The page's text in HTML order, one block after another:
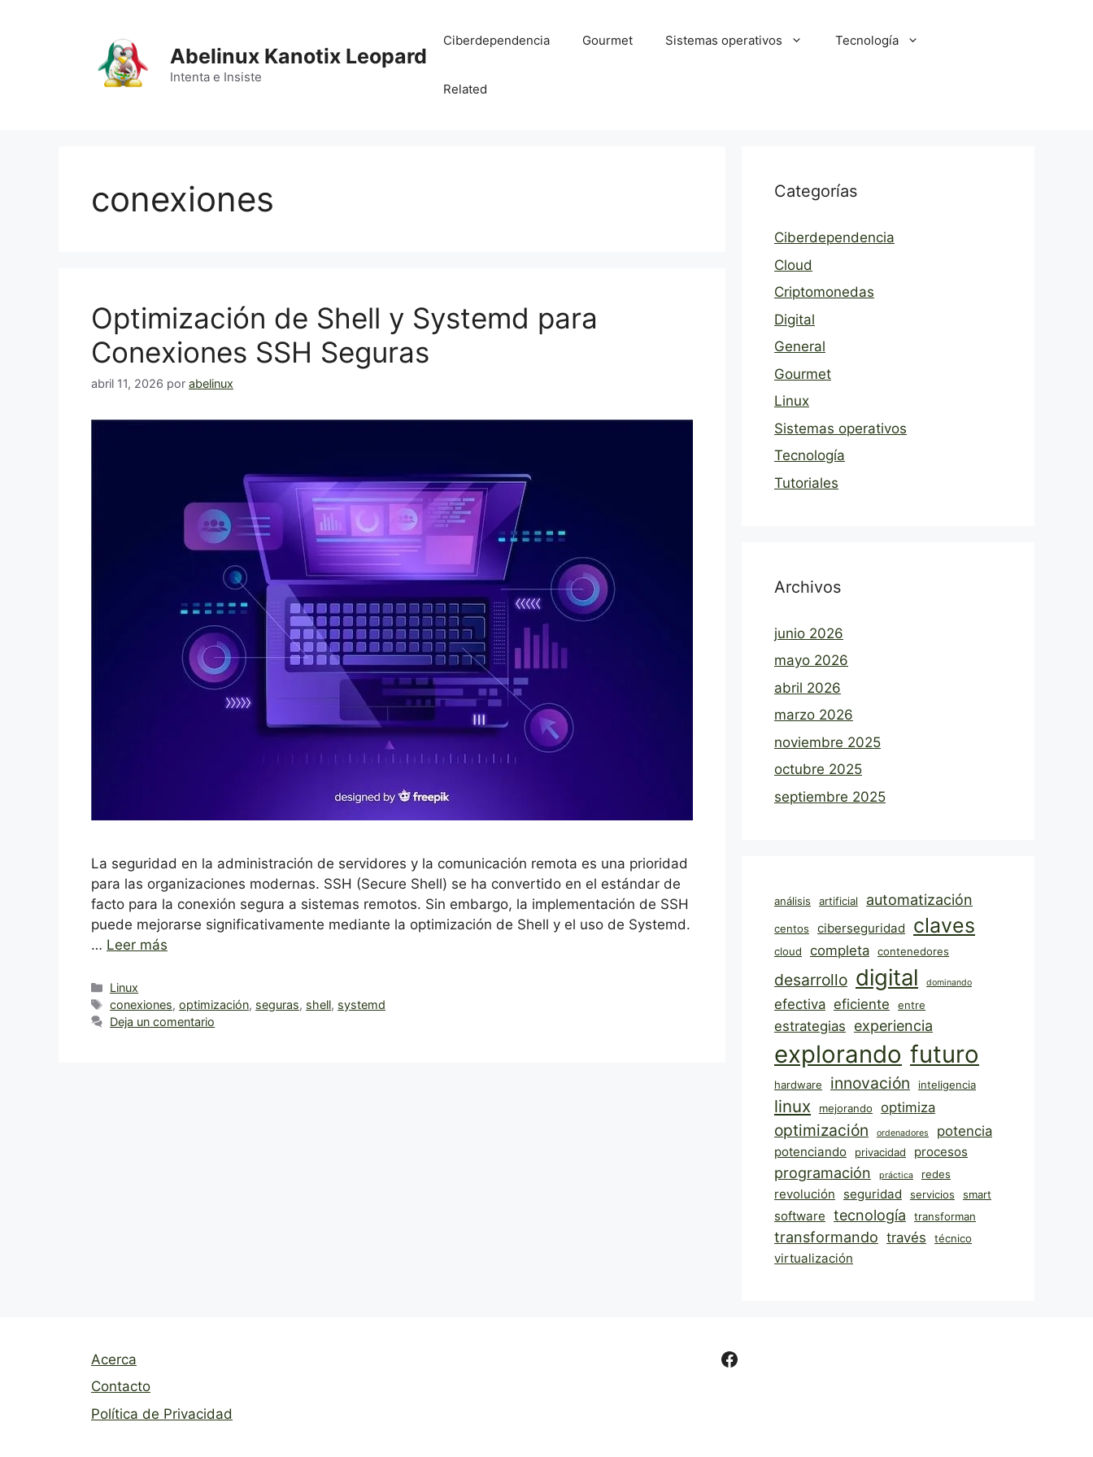
Abelinux Kanotix Leopard
Intenta e Insiste
Ciberdependencia Gourmet Sistemas operativos Tecnología
Related
conexiones
Optimización de Shell y Systemd para
Conexiones SSH Seguras
abril 11, 2026 por abelinux
La seguridad en la administración de servidores y la comunicación remota es una prioridad
para las organizaciones modernas. SSH (Secure Shell) se ha convertido en el estándar de
facto para la conexión segura a sistemas remotos. Sin embargo, la implementación de SSH
puede mejorarse significativamente mediante la optimización de Shell y el uso de Systemd.
… Leer más
Categorías
Linux
Etiquetas
conexiones,optimización, seguras, shell, systemd
Deja un comentario
Categorías
Ciberdependencia
Cloud
Criptomonedas
Digital
General
Gourmet
Linux
Sistemas operativos
Tecnología
Tutoriales
Archivos
junio 2026
mayo 2026
abril 2026
marzo 2026
noviembre 2025
octubre 2025
septiembre 2025
análisis artificial automatización
centos ciberseguridad claves
cloud completa contenedores
desarrollo digital dominando
efectiva eficiente entre
estrategias experiencia
explorando futuro
hardware innovación inteligencia
linux mejorando optimiza
optimización ordenadores potencia
potenciando privacidad procesos
programación práctica redes
revolución seguridad servicios smart
software tecnología transforman
transformando través técnico
virtualización
Acerca
Contacto
Política de Privacidad
Facebook